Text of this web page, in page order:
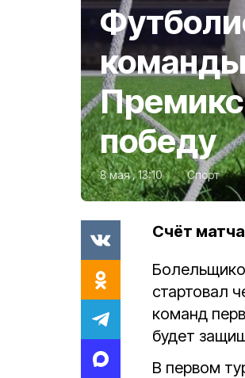
победу
8 мая , 13:10 Спорт
Счёт
стартовал
команд
будет
В первом